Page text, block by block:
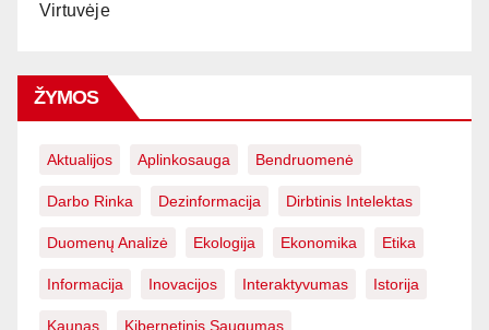
Virtuvėje
ŽYMOS
Aktualijos Aplinkosauga Bendruomenė
Darbo Rinka Dezinformacija Dirbtinis Intelektas
Duomenų Analizė Ekologija Ekonomika Etika
Informacija Inovacijos Interaktyvumas Istorija
Kaunas Kibernetinis Saugumas